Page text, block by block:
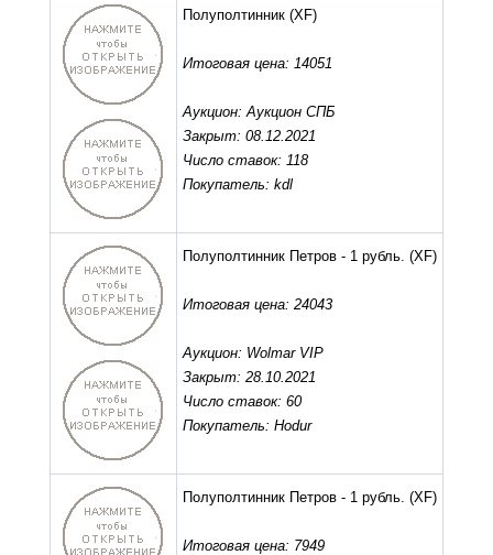
Полуполтинник (XF)
Итоговая цена: 14051
Аукцион: Аукцион СПБ
Закрыт: 08.12.2021
Число ставок: 118
Покупатель: kdl
Полуполтинник Петров - 1 рубль. (XF)
Итоговая цена: 24043
Аукцион: Wolmar VIP
Закрыт: 28.10.2021
Число ставок: 60
Покупатель: Hodur
Полуполтинник Петров - 1 рубль. (XF)
Итоговая цена: 7949